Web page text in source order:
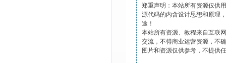
郑重声明：本站所有资源仅供
源代码的内含设计思想和原理
途！
本站所有资源、教程来自互联
交流，不得商业运营资源，不
图片和资源仅供参考，不提供